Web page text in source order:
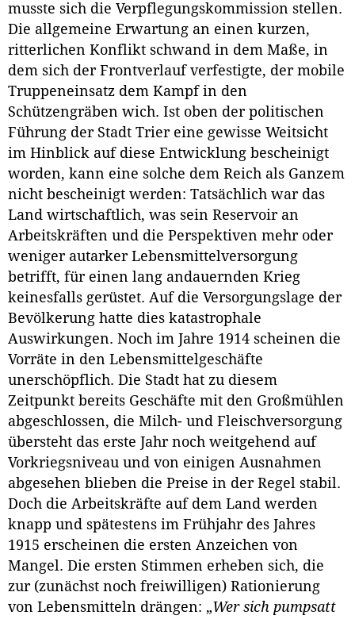
musste sich die Verpflegungskommission stellen.
Die allgemeine Erwartung an einen kurzen,
ritterlichen Konflikt schwand in dem Maße, in
dem sich der Frontverlauf verfestigte, der mobile
Truppeneinsatz dem Kampf in den
Schützengräben wich. Ist oben der politischen
Führung der Stadt Trier eine gewisse Weitsicht
im Hinblick auf diese Entwicklung bescheinigt
worden, kann eine solche dem Reich als Ganzem
nicht bescheinigt werden: Tatsächlich war das
Land wirtschaftlich, was sein Reservoir an
Arbeitskräften und die Perspektiven mehr oder
weniger autarker Lebensmittelversorgung
betrifft, für einen lang andauernden Krieg
keinesfalls gerüstet. Auf die Versorgungslage der
Bevölkerung hatte dies katastrophale
Auswirkungen. Noch im Jahre 1914 scheinen die
Vorräte in den Lebensmittelgeschäfte
unerschöpflich. Die Stadt hat zu diesem
Zeitpunkt bereits Geschäfte mit den Großmühlen
abgeschlossen, die Milch- und Fleischversorgung
übersteht das erste Jahr noch weitgehend auf
Vorkriegsniveau und von einigen Ausnahmen
abgesehen blieben die Preise in der Regel stabil.
Doch die Arbeitskräfte auf dem Land werden
knapp und spätestens im Frühjahr des Jahres
1915 erscheinen die ersten Anzeichen von
Mangel. Die ersten Stimmen erheben sich, die
zur (zunächst noch freiwilligen) Rationierung
von Lebensmitteln drängen: „Wer sich pumpsatt